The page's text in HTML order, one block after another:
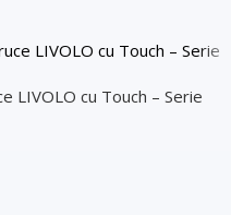
LIVOLO cu Touch – Serie